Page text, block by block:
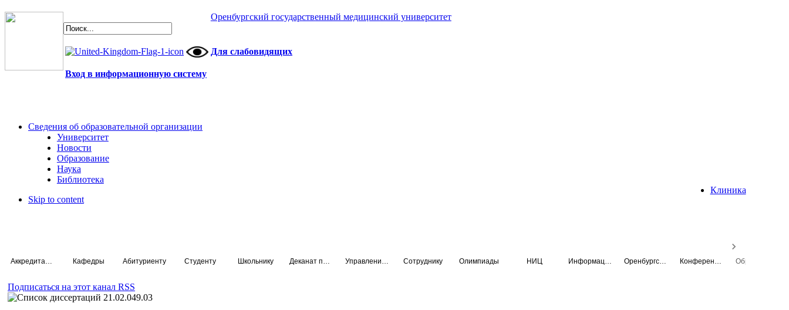
Оренбургский государственный медицинский университет
Для слабовидящих
Вход в информационную систему
Сведения об образовательной организации
Университет
Новости
Образование
Наука
Библиотека
Клиника
Skip to content
Кафедры Абитуриенту Студенту Школьнику Сотруднику Олимпиады НИЦ
Подписаться на этот канал RSS